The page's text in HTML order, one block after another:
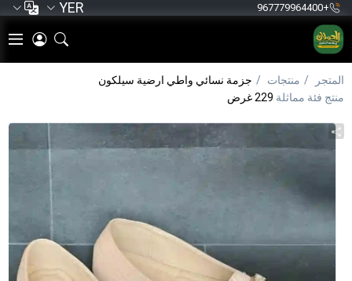
+967779964400
YER
المتجر منتجات
جزمة نسائي واطي ارضية سيلكون
منتج فئة مماثلة 229 غرض